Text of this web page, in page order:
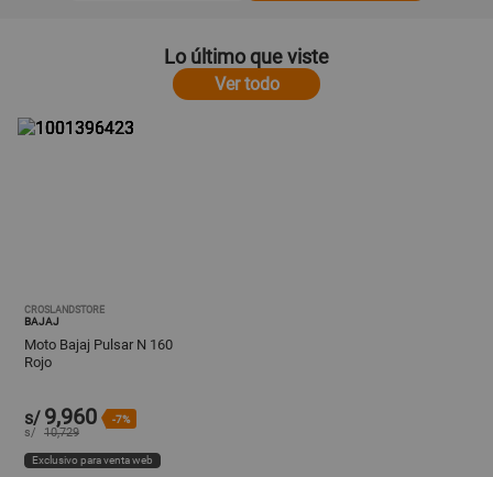
Lo último que viste
Ver todo
CROSLANDSTORE
BAJAJ
Moto Bajaj Pulsar N 160
Rojo
s/ 9,960 -7%
s/ 10,729
Exclusivo para venta web